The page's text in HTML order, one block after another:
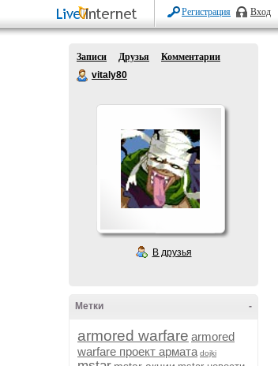
Регистрация Вход
Записи Друзья
Комментарии
vitaly80
В друзья
-
Метки
armored warfare armored
warfare проект армата dojki